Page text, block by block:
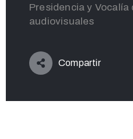
Presidencia y
audiovisuales
Compartir